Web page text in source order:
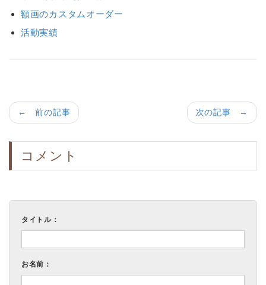
額画のカスタムオーダー
活動実績
次の記事 →
← 前の記事
コメント
タイトル：
お名前：